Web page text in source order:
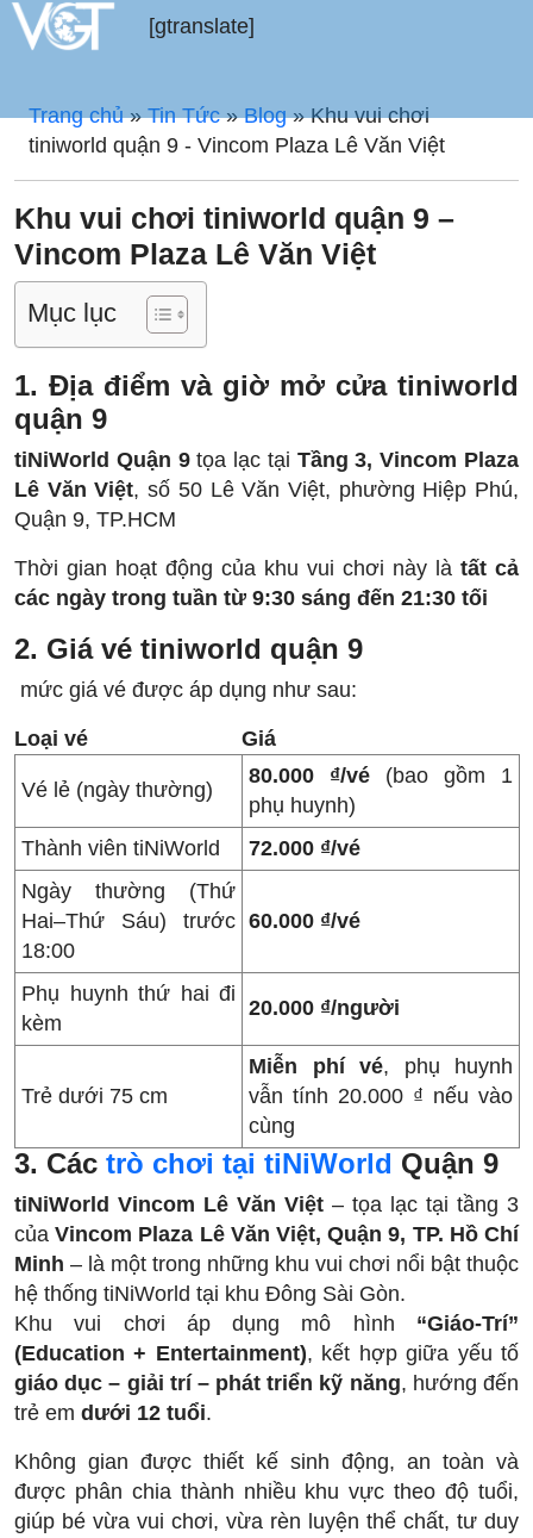
[gtranslate]
Trang chủ»Tin Tức»Blog»Khu vui chơi
tiniworld quận 9 - Vincom Plaza Lê Văn Việt
Khu vui chơi tiniworld quận 9 –
Vincom Plaza Lê Văn Việt
Mục lục
1. Địa điểm và giờ mở cửa tiniworld
quận 9
tiNiWorld Quận 9tọa lạc tại Tầng 3, Vincom Plaza
Lê Văn Việt, số 50 Lê Văn Việt, phường Hiệp Phú,
Quận 9, TP.HCM
Thời gian hoạt động của khu vui chơi này là tất cả
các ngày trong tuần từ 9:30 sáng đến 21:30 tối
2. Giá vé tiniworld quận 9
mức giá vé được áp dụng như sau:
Loại vé Giá
Vé lẻ (ngày thường)
80.000 ₫/vé (bao gồm 1
phụ huynh)
Thành viên tiNiWorld
72.000 ₫/vé
Ngày thường (Thứ
Hai–Thứ Sáu) trước
18:00
60.000 ₫/vé
Phụ huynh thứ hai đi
kèm
20.000 ₫/người
Trẻ dưới 75 cm
Miễn phí vé, phụ huynh
vẫn tính 20.000 ₫ nếu vào
cùng
3. Các trò chơi tại tiNiWorld Quận 9
tiNiWorld Vincom Lê Văn Việt – tọa lạc tại tầng 3
củaVincom Plaza Lê Văn Việt, Quận 9, TP. Hồ Chí
Minh – là một trong những khu vui chơi nổi bật thuộc
hệ thống tiNiWorld tại khu Đông Sài Gòn.
Khu vui chơi áp dụng mô hình “Giáo-Trí”
(Education + Entertainment), kết hợp giữa yếu tố
giáo dục – giải trí – phát triển kỹ năng, hướng đến
trẻ em dưới 12 tuổi.
Không gian được thiết kế sinh động, an toàn và
được phân chia thành nhiều khu vực theo độ tuổi,
giúp bé vừa vui chơi, vừa rèn luyện thể chất, tư duy